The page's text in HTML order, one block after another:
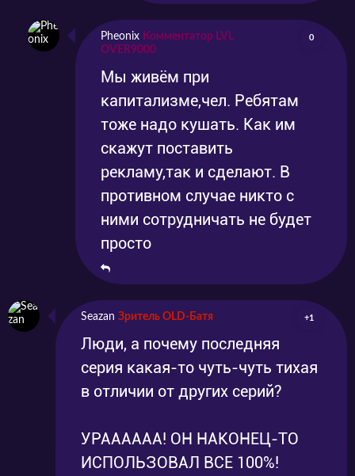
Pheonix Комментатор LVL
OVER9000
0
Мы живём при
капитализме,чел. Ребятам
тоже надо кушать. Как им
скажут поставить
рекламу,так и сделают. В
противном случае никто с
ними сотрудничать не будет
просто
Seazan Зритель OLD-Батя +1
Люди, а почему последняя
серия какая-то чуть-чуть тихая
в отличии от других серий?
УРАААААА! ОН НАКОНЕЦ-ТО
ИСПОЛЬЗОВАЛ ВСЕ 100%!